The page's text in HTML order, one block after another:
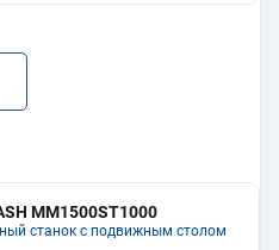
MM1500ST1000
станок с подвижным столом